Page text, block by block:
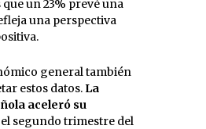
un 23% prevé una
una perspectiva
general también
estos datos. La
aceleró su
segundo trimestre del